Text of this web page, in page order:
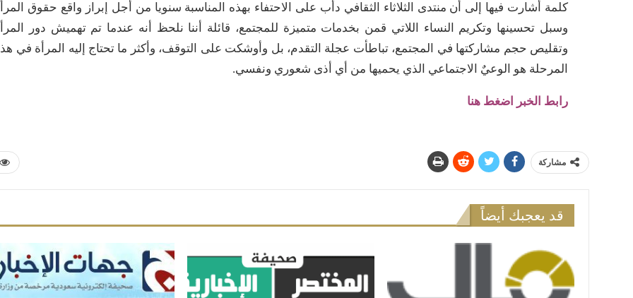
كلمة أشارت فيها إلى أن منتدى الثلاثاء الثقافي دأب على الاحتفاء بهذه المناسبة سنويا من أجل إبراز واقع حقوق
وسبل تحسينها وتكريم النساء اللاتي قمن بخدمات متميزة للمجتمع، قائلة أننا نلحظ أنه عندما تم تهميش دور
وتقليص حجم مشاركتها في المجتمع، تباطأت عجلة التقدم، بل وأوشكت على التوقف، وأكثر ما تحتاج إليه المرأة في
المرحلة هو الوعيٌ الاجتماعي الذي يحميها من أي أذى شعوري ونفسي.
رابط الخبر اضغط هنا
مشاركة
قد يعجبك أيضاً